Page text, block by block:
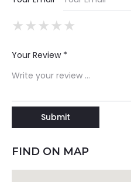
★
★★
★★★
★★★★
★★★★★
Your Review *
FIND ON MAP